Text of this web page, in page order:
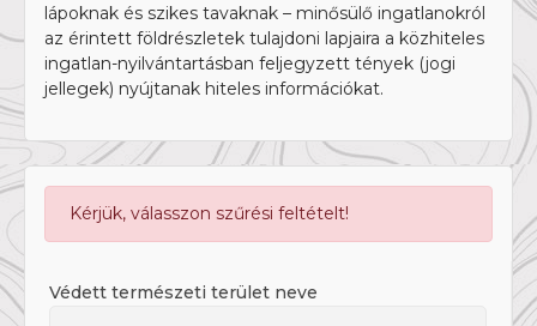
lápoknak és szikes tavaknak – minősülő ingatlanokról
az érintett földrészletek tulajdoni lapjaira a közhiteles
ingatlan-nyilvántartásban feljegyzett tények (jogi
jellegek) nyújtanak hiteles információkat.
Kérjük, válasszon szűrési feltételt!
Védett természeti terület neve